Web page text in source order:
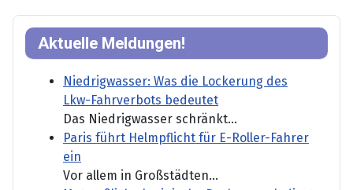
Aktuelle Meldungen!
Niedrigwasser: Was die Lockerung des
Lkw-Fahrverbots bedeutet
Das Niedrigwasser schränkt...
Paris führt Helmpflicht für E-Roller-Fahrer
ein
Vor allem in Großstädten...